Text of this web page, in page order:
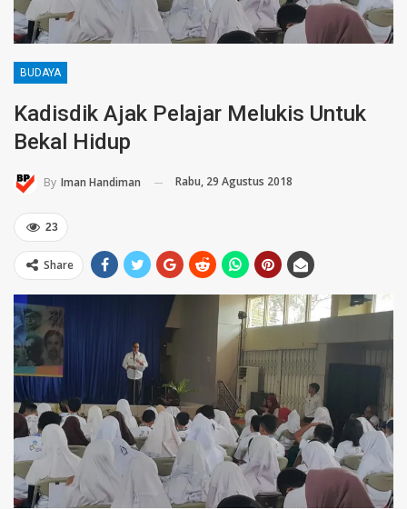
BUDAYA
Kadisdik Ajak Pelajar Melukis Untuk
Bekal Hidup
By Iman Handiman Rabu, 29 Agustus 2018
23
Share